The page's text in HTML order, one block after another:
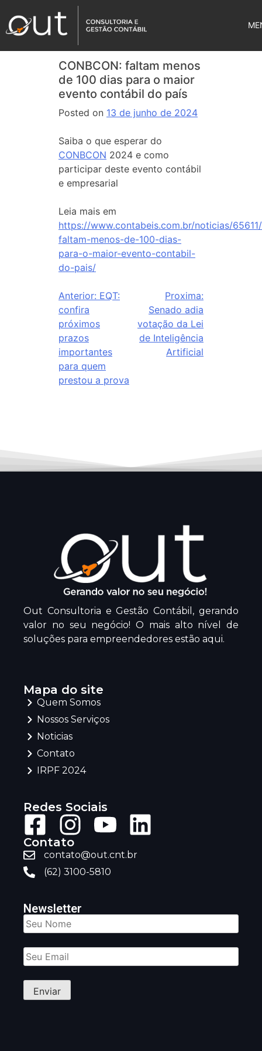
CONBCON: faltam menos
de 100 dias para o maior
evento contábil do país
Posted on 13 de junho de 2024
Saiba o que esperar do
CONBCON 2024 e como
participar deste evento contábil
e empresarial
Leia mais em
https://www.contabeis.com.br/noticias/
faltam-menos-de-100-dias-
para-o-maior-evento-contabil-
do-pais/
Anterior: EQT:
confira
próximos
prazos
importantes
para quem
prestou a prova
Proxima:
Senado adia
votação da Lei
de Inteligência
Artificial
Out Consultoria e Gestão Contábil, gerando
valor no seu negócio! O mais alto nível de
soluções para empreendedores estão aqui.
Mapa do site
Quem Somos
Nossos Serviços
Noticias
Contato
IRPF 2024
Redes Sociais
Contato
contato@out.cnt.br
(62) 3100-5810
Newsletter